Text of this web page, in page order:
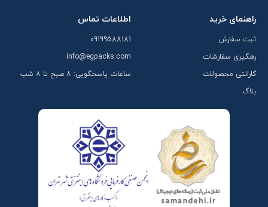
راهنمای خرید
ثبت سفارش
رهگیری سفارشات
گارانتی محصولات
بلاگ
اطلاعات تماس
09199588181
info@egpacks.com
ساعات پاسخگویی: ۸ صبح تا ۸ شب